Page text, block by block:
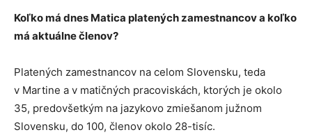
Koľko má dnes Matica platených zamestnancov a koľko
má aktuálne členov?
Platených zamestnancov na celom Slovensku, teda
v Martine a v matičných pracoviskách, ktorých je okolo
35, predovšetkým na jazykovo zmiešanom južnom
Slovensku, do 100, členov okolo 28-tisíc.